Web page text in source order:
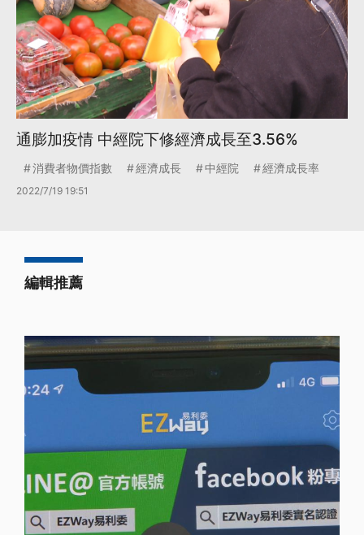
通膨加疫情 中經院下修經濟成長至3.56%
消費者物價指數 經濟成長 中經院 經濟成長率
2022/7/19 19:51
編輯推薦